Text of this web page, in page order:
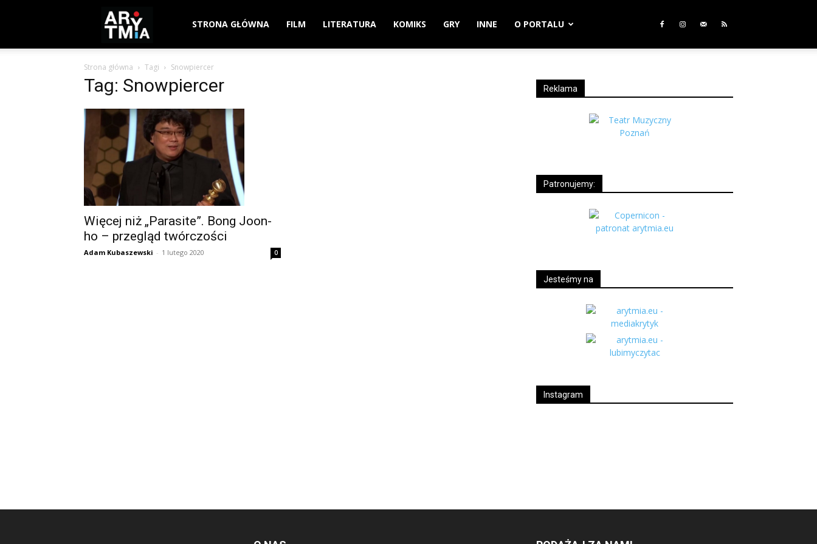
arytmia.eu
STRONA GŁÓWNA FILM LITERATURA KOMIKS GRY INNE O PORTALU
Strona główna Tagi Snowpiercer
Tag: Snowpiercer
Więcej niż „Parasite”. Bong Joon-
ho – przegląd twórczości
Adam Kubaszewski - 1 lutego 2020 0
Reklama
Patronujemy:
Jesteśmy na
Instagram